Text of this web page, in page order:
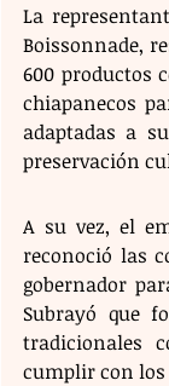
La
Boissonnade,
600 productos
chiapanecos
adaptadas a
preservación
A su vez, el
reconoció las
gobernador
Subrayó que
tradicionales
cumplir con los